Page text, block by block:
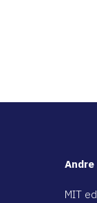
Andre
MIT ed